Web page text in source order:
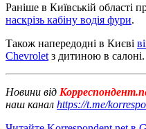
Раніше в Київській області
наскрізь кабіну водія фури.
Також напередодні в Києві
Chevrolet з дитиною в салоні.
Новини від
наш канал https://t.me/